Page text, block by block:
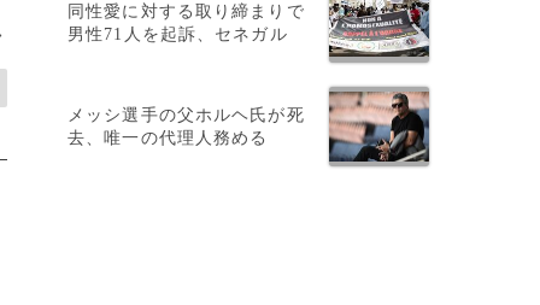
同性愛に対する取り締まりで
男性71人を起訴、セネガル
メッシ選手の父ホルヘ氏が死
去、唯一の代理人務める